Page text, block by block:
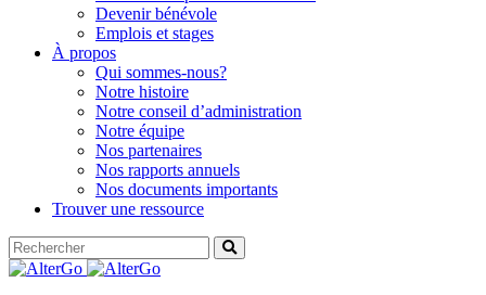
Devenir bénévole
Emplois et stages
À propos
Qui sommes-nous?
Notre histoire
Notre conseil d’administration
Notre équipe
Nos partenaires
Nos rapports annuels
Nos documents importants
Trouver une ressource